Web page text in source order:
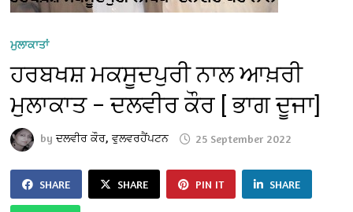
ਮੁਲਾਕਾਤਾਂ
ਹਰਬਖਸ਼ ਮਕਸੂਦਪੁਰੀ ਨਾਲ ਆਖ਼ਰੀ
ਮੁਲਾਕਾਤ – ਦਲਵੀਰ ਕੌਰ [ ਭਾਗ ਦੂਜਾ]
byਦਲਵੀਰ ਕੌਰ, ਵੁਲਵਰਹੈਂਪਟਨ 25 September 2022
SHARE SHARE PIN IT SHARE